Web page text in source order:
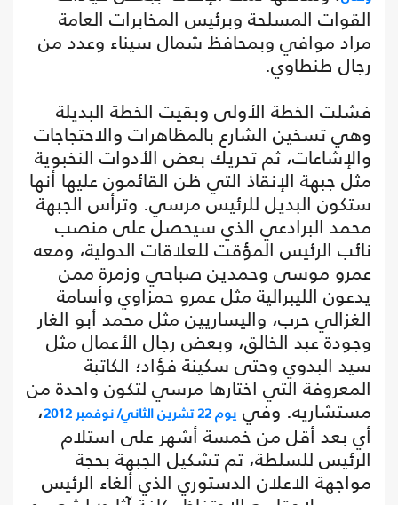
القوات المسلحة وبرئيس المخابرات العامة
مراد موافي وبمحافظ شمال سيناء وعدد من
رجال طنطاوي.
فشلت الخطة الأولى وبقيت الخطة البديلة
وهي تسخين الشارع بالمظاهرات والاحتجاجات
والإشاعات، ثم تحريك بعض الأدوات النخبوية
مثل جبهة الإنقاذ التي ظن القائمون عليها أنها
ستكون البديل للرئيس مرسي. وترأس الجبهة
محمد البرادعي الذي سيحصل على منصب
نائب الرئيس المؤقت للعلاقات الدولية، ومعه
عمرو موسى وحمدين صباحي وزمرة ممن
يدعون الليبرالية مثل عمرو حمزاوي وأسامة
الغزالي حرب، واليساريين مثل محمد أبو الغار
وجودة عبد الخالق، وبعض رجال الأعمال مثل
سيد البدوي وحتى سكينة فؤاد؛ الكاتبة
المعروفة التي اختارها مرسي لتكون واحدة من
مستشاريه. وفي يوم 22 تشرين الثاني/ نوفمبر 2012
،
أي بعد أقل من خمسة أشهر على استلام
الرئيس للسلطة، تم تشكيل الجبهة بحجة
مواجهة الاعلان الدستوري الذي ألغاء الرئيس